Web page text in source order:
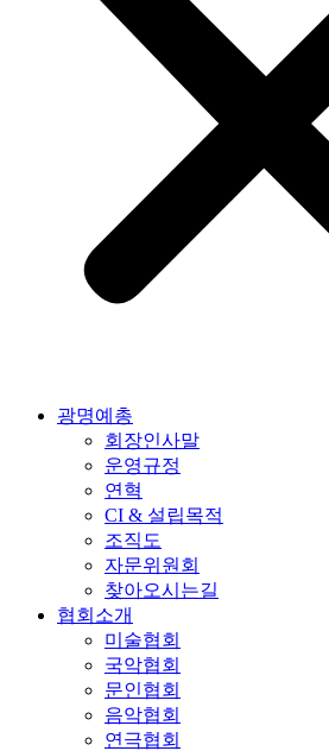
광명예총
회장인사말
운영규정
연혁
CI & 설립목적
조직도
자문위원회
찾아오시는길
협회소개
미술협회
국악협회
문인협회
음악협회
연극협회